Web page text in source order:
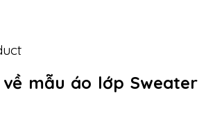
mẫu áo lớp Sweater